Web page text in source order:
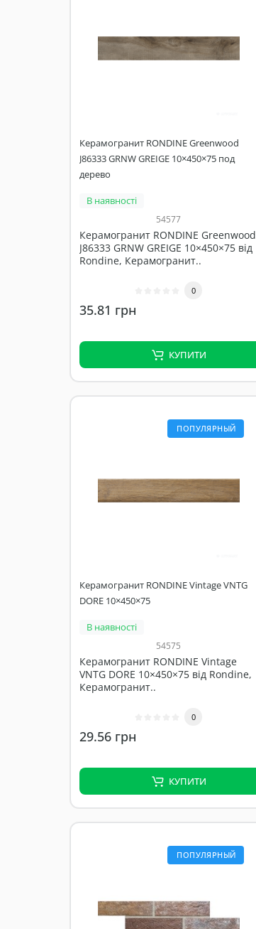
Керамогранит RONDINE Greenwood
J86333 GRNW GREIGE 10×450×75 под
дерево
В наявності
54577
Керамогранит RONDINE Greenwood
J86333 GRNW GREIGE 10×450×75 від
Rondine, Керамогранит..
0
35.81 грн
КУПИТИ
ПОПУЛЯРНЫЙ
Керамогранит RONDINE Vintage VNTG
DORE 10×450×75
В наявності
54575
Керамогранит RONDINE Vintage
VNTG DORE 10×450×75 від Rondine,
Керамогранит..
0
29.56 грн
КУПИТИ
ПОПУЛЯРНЫЙ